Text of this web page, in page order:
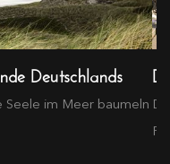
Deutschlands
Seele im Meer baumeln
Fl...